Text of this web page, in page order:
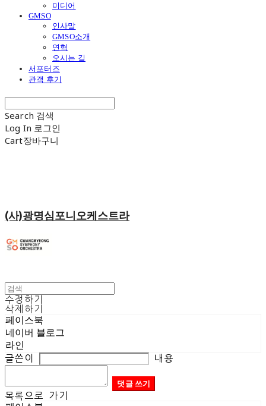
미디어
GMSO
인사말
GMSO소개
연혁
오시는 길
서포터즈
관객 후기
Search 검색
Log In 로그인
Cart장바구니
(사)광명심포니오케스트라
수정하기
삭제하기
페이스북
네이버 블로그
라인
글쓴이 내용
댓글 쓰기
목록으로 가기